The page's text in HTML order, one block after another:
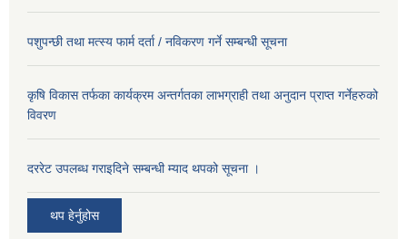
पशुपन्छी तथा मत्स्य फार्म दर्ता / नविकरण गर्ने सम्बन्धी सूचना
कृषि विकास तर्फका कार्यक्रम अन्तर्गतका लाभग्राही तथा अनुदान प्राप्त गर्नेहरुको
विवरण
दररेट उपलब्ध गराइदिने सम्बन्धी म्याद थपको सूचना ।
थप हेर्नुहोस